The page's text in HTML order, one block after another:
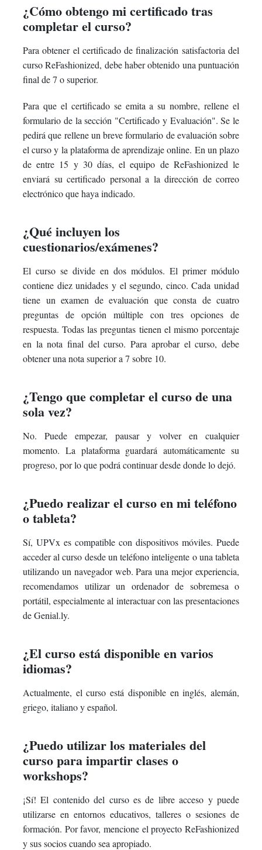
¿Cómo obtengo mi certificado tras
completar el curso?
Para obtener el certificado de finalización satisfactoria del
curso ReFashionized, debe haber obtenido una puntuación
final de 7 o superior.
Para que el certificado se emita a su nombre, rellene el
formulario de la sección "Certificado y Evaluación". Se le
pedirá que rellene un breve formulario de evaluación sobre
el curso y la plataforma de aprendizaje online. En un plazo
de entre 15 y 30 días, el equipo de ReFashionized le
enviará su certificado personal a la dirección de correo
electrónico que haya indicado.
¿Qué incluyen los
cuestionarios/exámenes?
El curso se divide en dos módulos. El primer módulo
contiene diez unidades y el segundo, cinco. Cada unidad
tiene un examen de evaluación que consta de cuatro
preguntas de opción múltiple con tres opciones de
respuesta. Todas las preguntas tienen el mismo porcentaje
en la nota final del curso. Para aprobar el curso, debe
obtener una nota superior a 7 sobre 10.
¿Tengo que completar el curso de una
sola vez?
No. Puede empezar, pausar y volver en cualquier
momento. La plataforma guardará automáticamente su
progreso, por lo que podrá continuar desde donde lo dejó.
¿Puedo realizar el curso en mi teléfono
o tableta?
Sí, UPVx es compatible con dispositivos móviles. Puede
acceder al curso desde un teléfono inteligente o una tableta
utilizando un navegador web. Para una mejor experiencia,
recomendamos utilizar un ordenador de sobremesa o
portátil, especialmente al interactuar con las presentaciones
de Genial.ly.
¿El curso está disponible en varios
idiomas?
Actualmente, el curso está disponible en inglés, alemán,
griego, italiano y español.
¿Puedo utilizar los materiales del
curso para impartir clases o
workshops?
¡Sí! El contenido del curso es de libre acceso y puede
utilizarse en entornos educativos, talleres o sesiones de
formación. Por favor, mencione el proyecto ReFashionized
y sus socios cuando sea apropiado.